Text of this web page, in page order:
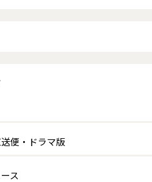
便・ドラマ版
ス